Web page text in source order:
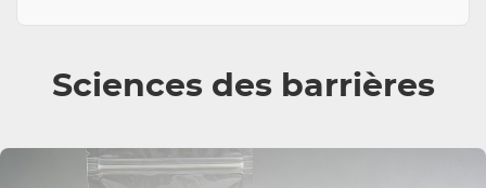
Sciences des barrières